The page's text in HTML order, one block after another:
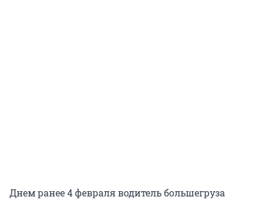
Днем ранее 4 февраля водитель большегруза